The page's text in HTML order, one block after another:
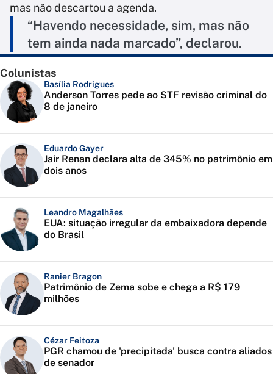
mas não descartou a agenda.
“Havendo necessidade, sim, mas não
tem ainda nada marcado”, declarou.
Colunistas
Basília Rodrigues
Anderson Torres pede ao STF revisão criminal do
8 de janeiro
Eduardo Gayer
Jair Renan declara alta de 345% no patrimônio em
dois anos
Leandro Magalhães
EUA: situação irregular da embaixadora depende
do Brasil
Ranier Bragon
Patrimônio de Zema sobe e chega a R$ 179
milhões
Cézar Feitoza
PGR chamou de 'precipitada' busca contra aliados
de senador